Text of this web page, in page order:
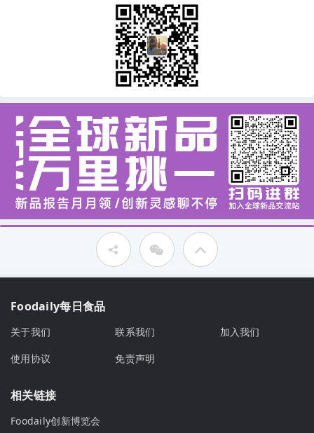
Foodaily每日食品
关于我们 联系我们
加入我们
使用协议
免责声明
相关链接
Foodaily创新博览会